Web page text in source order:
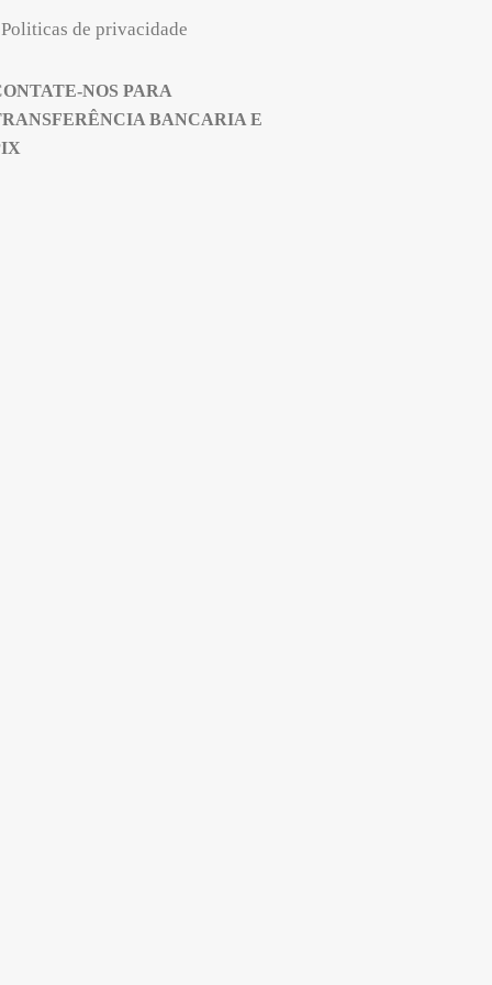
Politicas de privacidade
NOS PARA
BANCARIA E